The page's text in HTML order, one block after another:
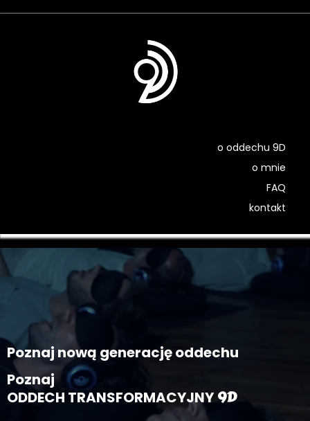
o oddechu 9D
o mnie
FAQ
kontakt
Poznaj nową generację oddechu
Poznaj
ODDECH TRANSFORMACYJNY 9D